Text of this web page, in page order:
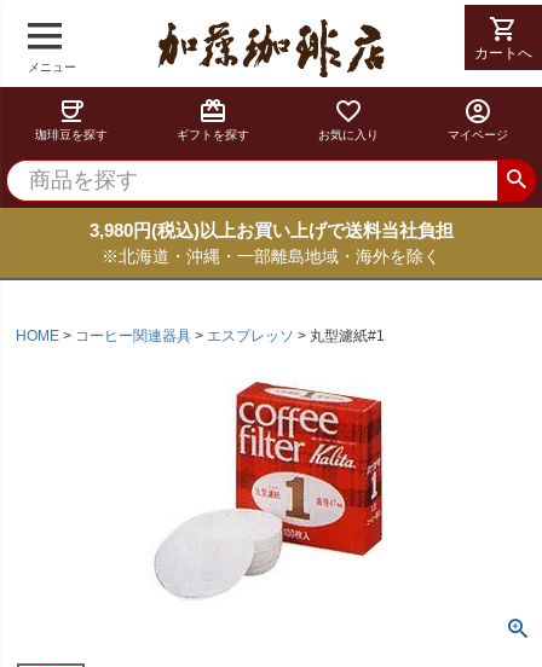
メニュー
shopping_cart
カートへ
coffee
珈琲豆を探す
card_giftcard
ギフトを探す
favorite_border
お気に入り
account_circle
マイページ
3,980円(税込)以上お買い上げで送料当社負担
※北海道・沖縄・一部離島地域・海外を除く
HOME コーヒー関連器具 エスプレッソ 丸型濾紙#1